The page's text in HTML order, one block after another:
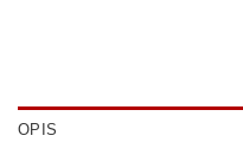
OPIS